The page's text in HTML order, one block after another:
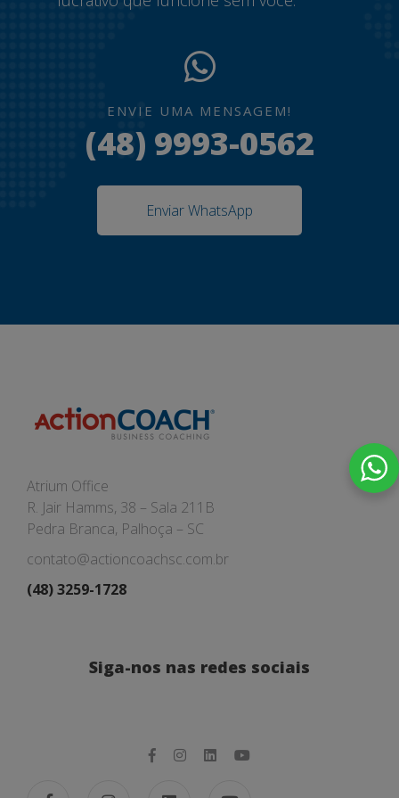
ENVIE UMA MENSAGEM!
(48) 9993-0562
Enviar WhatsApp
Atrium Office
R. Jair Hamms, 38 – Sala 211B
Pedra Branca, Palhoça – SC
contato@actioncoachsc.com.br
(48) 3259-1728
Siga-nos nas redes sociais